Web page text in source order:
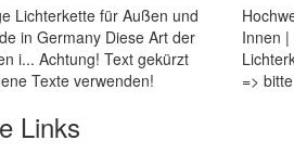
Lichterkette für Außen und
in Germany Diese Art der
i... Achtung! Text gekürzt
Texte verwenden!
Innen
=>
Links